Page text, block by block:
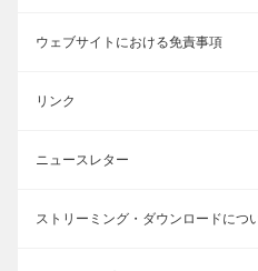
ウェブサイトにおける免責事項
リンク
ニュースレター
ストリーミング・ダウンロードにつ